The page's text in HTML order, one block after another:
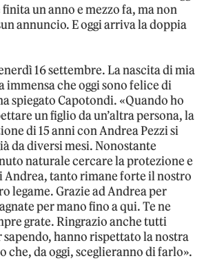
un anno e mezzo fa, ma non
annuncio. E oggi arriva la doppia
16 settembre. La nascita di mia
immensa che oggi sono felice di
spiegato Capotondi. «Quando ho
un figlio da un’altra persona, la
di 15 anni con Andrea Pezzi si
da diversi mesi. Nonostante
naturale cercare la protezione e
tanto rimane forte il nostro
legame. Grazie ad Andrea per
per mano fino a qui. Te ne
grate. Ringrazio anche tutti
hanno rispettato la nostra
che, da oggi, sceglieranno di farlo».